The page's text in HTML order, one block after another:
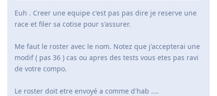
Euh . Creer une equipe c'est pas pas dire je reserve une
race et filer sa cotise pour s'assurer.
Me faut le roster avec le nom. Notez que j'accepterai une
modif ( pas 36 ) cas ou apres des tests vous etes pas ravi
de votre compo.
Le roster doit etre envoyé a comme d'hab ....